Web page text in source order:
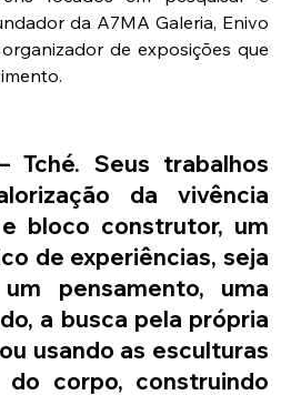
da A7MA Galeria, Enivo
de exposições que
Tché. Seus trabalhos
da vivência
bloco construtor, um
de experiências, seja
pensamento, uma
a busca pela própria
usando as esculturas
corpo, construindo